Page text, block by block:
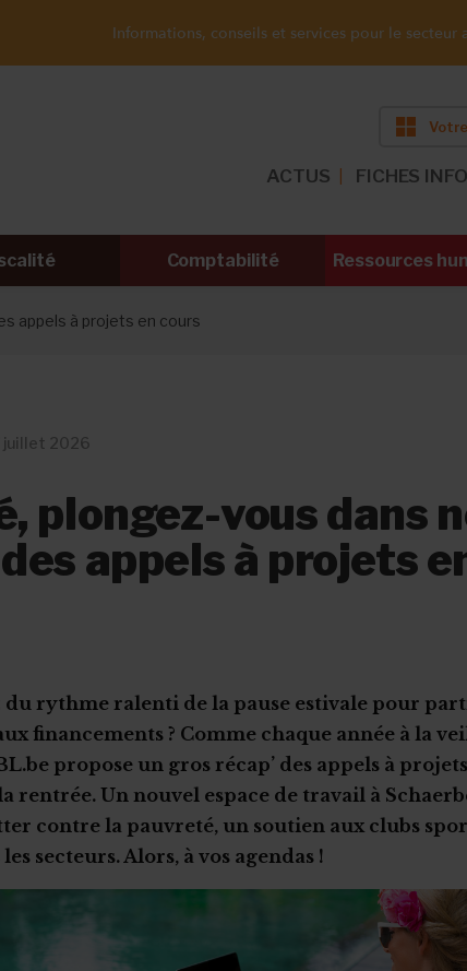
Informations, conseils et services pour le secteur
ACTUS FICHES INFO
Comptabilité Ressources
appels à projets en cours
juillet 2026
plongez-vous dans
des appels à projets
du rythme ralenti de la pause estivale pour
financements ? Comme chaque année à la
propose un gros récap’ des appels à projets
rentrée. Un nouvel espace de travail à
contre la pauvreté, un soutien aux clubs
secteurs. Alors, à vos agendas !